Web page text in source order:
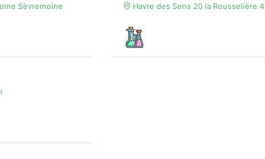
Sèvremoine Havre des Sens 20 la Rousselière